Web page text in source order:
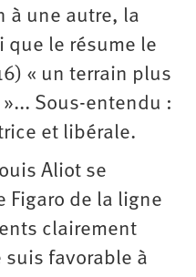
à une autre, la
que le résume le
« un terrain plus
Sous-entendu :
et libérale.
Aliot se
Figaro de la ligne
clairement
suis favorable à